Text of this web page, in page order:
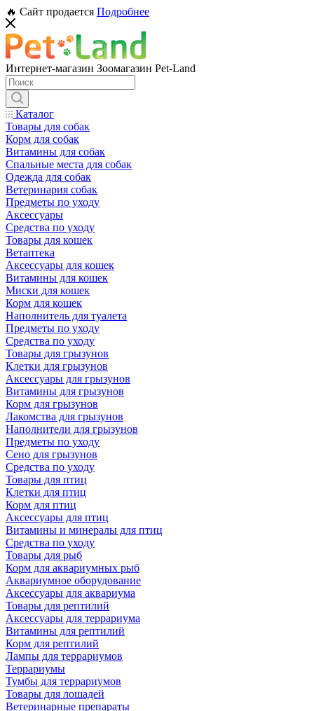
🔥 Сайт продается Подробнее
Интернет-магазин Зоомагазин Pet-Land
Каталог
Товары для собак
Корм для собак
Витамины для собак
Спальные места для собак
Одежда для собак
Ветеринария собак
Предметы по уходу
Аксессуары
Средства по уходу
Товары для кошек
Ветаптека
Аксессуары для кошек
Витамины для кошек
Миски для кошек
Корм для кошек
Наполнитель для туалета
Предметы по уходу
Средства по уходу
Товары для грызунов
Клетки для грызунов
Аксессуары для грызунов
Витамины для грызунов
Корм для грызунов
Лакомства для грызунов
Наполнители для грызунов
Предметы по уходу
Сено для грызунов
Средства по уходу
Товары для птиц
Клетки для птиц
Корм для птиц
Аксессуары для птиц
Витамины и минералы для птиц
Средства по уходу
Товары для рыб
Корм для аквариумных рыб
Аквариумное оборудование
Аксессуары для аквариума
Товары для рептилий
Аксессуары для террариума
Витамины для рептилий
Корм для рептилий
Лампы для террариумов
Террариумы
Тумбы для террариумов
Товары для лошадей
Ветеринарные препараты